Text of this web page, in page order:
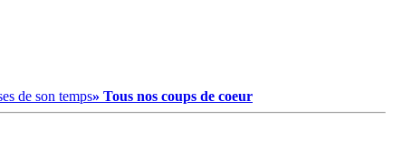
de son temps» Tous nos coups de coeur